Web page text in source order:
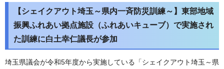
【シェイクアウト埼玉～県内一斉防災訓練～】東部地域
振興ふれあい拠点施設（ふれあいキューブ）で実施され
た訓練に白土幸仁議長が参加
埼玉県議会が令和5年度から実施している「シェイクアウト埼玉～県